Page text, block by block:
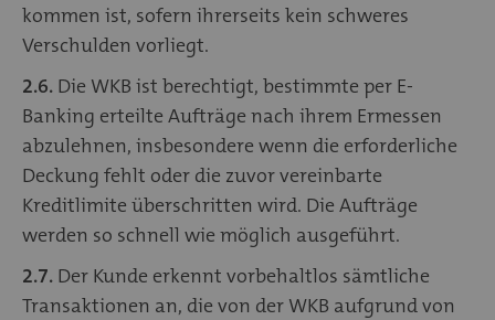
kommen ist, sofern ihrerseits kein schweres
Verschulden vorliegt.
2.6. Die WKB ist berechtigt, bestimmte per E-
Banking erteilte Aufträge nach ihrem Ermessen
abzulehnen, insbesondere wenn die erforderliche
Deckung fehlt oder die zuvor vereinbarte
Kreditlimite überschritten wird. Die Aufträge
werden so schnell wie möglich ausgeführt.
2.7. Der Kunde erkennt vorbehaltlos sämtliche
Transaktionen an, die von der WKB aufgrund von